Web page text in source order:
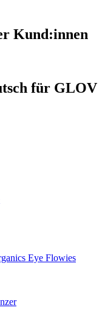
Kund:innen
für GLOV
Eye Flowies